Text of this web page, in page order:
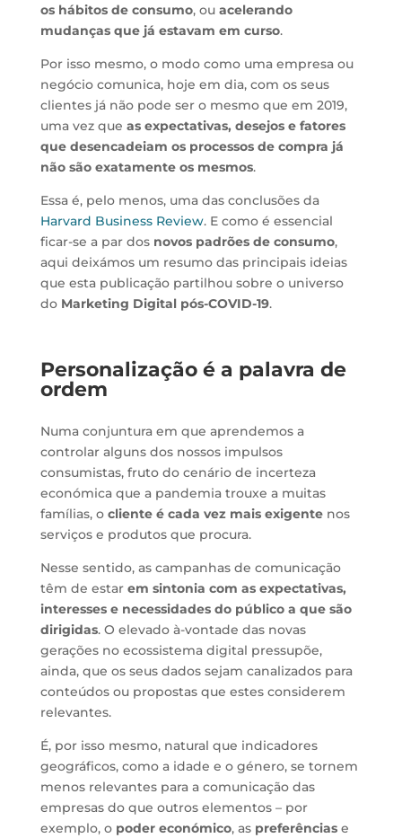
os hábitos de consumo, ou acelerando
mudanças que já estavam em curso.
Por isso mesmo, o modo como uma empresa ou
negócio comunica, hoje em dia, com os seus
clientes já não pode ser o mesmo que em 2019,
uma vez que as expectativas, desejos e fatores
que desencadeiam os processos de compra já
não são exatamente os mesmos.
Essa é, pelo menos, uma das conclusões da
Harvard Business Review. E como é essencial
ficar-se a par dos novos padrões de consumo,
aqui deixámos um resumo das principais ideias
que esta publicação partilhou sobre o universo
do Marketing Digital pós-COVID-19.
Personalização é a palavra de
ordem
Numa conjuntura em que aprendemos a
controlar alguns dos nossos impulsos
consumistas, fruto do cenário de incerteza
económica que a pandemia trouxe a muitas
famílias, o cliente é cada vez mais exigentenos
serviços e produtos que procura.
Nesse sentido, as campanhas de comunicação
têm de estar em sintonia com as expectativas,
interesses e necessidades do público a que são
dirigidas. O elevado à-vontade das novas
gerações no ecossistema digital pressupõe,
ainda, que os seus dados sejam canalizados para
conteúdos ou propostas que estes considerem
relevantes.
É, por isso mesmo, natural que indicadores
geográficos, como a idade e o género, se tornem
menos relevantes para a comunicação das
empresas do que outros elementos – por
exemplo, o poder económico, as preferênciase